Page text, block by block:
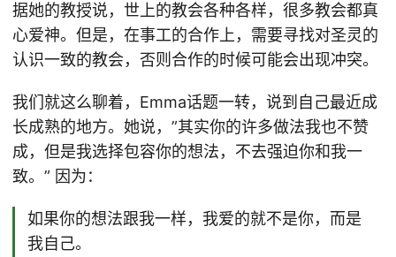
据她的教授说，世上的教会各种各样，很多教会都真
心爱神。但是，在事工的合作上，需要寻找对圣灵的
认识一致的教会，否则合作的时候可能会出现冲突。
我们就这么聊着，Emma话题一转，说到自己最近成
长成熟的地方。她说，”其实你的许多做法我也不赞
成，但是我选择包容你的想法，不去强迫你和我一
致。” 因为：
如果你的想法跟我一样，我爱的就不是你，而是
我自己。